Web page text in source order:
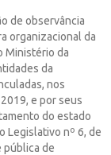
de observância
organizacional da
Ministério da
da
nos
e por seus
do estado
Legislativo nº 6, de
pública de